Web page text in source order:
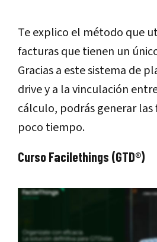
Te explico el método que
facturas que tienen un
Gracias a este sistema de
drive y a la vinculación
cálculo, podrás generar
poco tiempo.
Curso Facilethings (GTD®)